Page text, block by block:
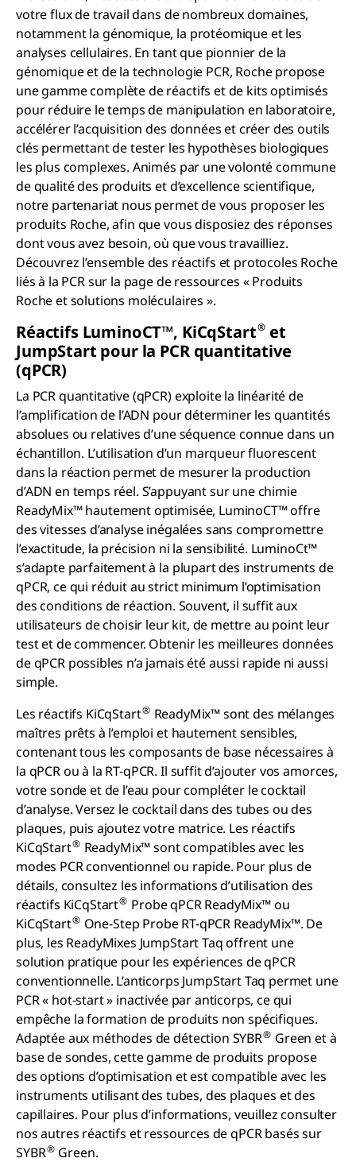
votre flux de travail dans de nombreux domaines,
notamment la génomique, la protéomique et les
analyses cellulaires. En tant que pionnier de la
génomique et de la technologie PCR, Roche propose
une gamme complète de réactifs et de kits optimisés
pour réduire le temps de manipulation en laboratoire,
accélérer l’acquisition des données et créer des outils
clés permettant de tester les hypothèses biologiques
les plus complexes. Animés par une volonté commune
de qualité des produits et d’excellence scientifique,
notre partenariat nous permet de vous proposer les
produits Roche, afin que vous disposiez des réponses
dont vous avez besoin, où que vous travailliez.
Découvrez l’ensemble des réactifs et protocoles Roche
liés à la PCR sur la page de ressources « Produits
Roche et solutions moléculaires ».
Réactifs LuminoCT™, KiCqStart® et
JumpStart pour la PCR quantitative
(qPCR)
La PCR quantitative (qPCR) exploite la linéarité de
l’amplification de l’ADN pour déterminer les quantités
absolues ou relatives d’une séquence connue dans un
échantillon. L’utilisation d’un marqueur fluorescent
dans la réaction permet de mesurer la production
d’ADN en temps réel. S’appuyant sur une chimie
ReadyMix™ hautement optimisée, LuminoCT™ offre
des vitesses d’analyse inégalées sans compromettre
l’exactitude, la précision ni la sensibilité. LuminoCt™
s’adapte parfaitement à la plupart des instruments de
qPCR, ce qui réduit au strict minimum l’optimisation
des conditions de réaction. Souvent, il suffit aux
utilisateurs de choisir leur kit, de mettre au point leur
test et de commencer. Obtenir les meilleures données
de qPCR possibles n’a jamais été aussi rapide ni aussi
simple.
Les réactifs KiCqStart® ReadyMix™ sont des mélanges
maîtres prêts à l’emploi et hautement sensibles,
contenant tous les composants de base nécessaires à
la qPCR ou à la RT-qPCR. Il suffit d’ajouter vos amorces,
votre sonde et de l’eau pour compléter le cocktail
d’analyse. Versez le cocktail dans des tubes ou des
plaques, puis ajoutez votre matrice. Les réactifs
KiCqStart® ReadyMix™ sont compatibles avec les
modes PCR conventionnel ou rapide. Pour plus de
détails, consultez les informations d’utilisation des
réactifs KiCqStart® Probe qPCR ReadyMix™ ou
KiCqStart® One-Step Probe RT-qPCR ReadyMix™. De
plus, les ReadyMixes JumpStart Taq offrent une
solution pratique pour les expériences de qPCR
conventionnelle. L’anticorps JumpStart Taq permet une
PCR « hot-start » inactivée par anticorps, ce qui
empêche la formation de produits non spécifiques.
Adaptée aux méthodes de détection SYBR® Green et à
base de sondes, cette gamme de produits propose
des options d’optimisation et est compatible avec les
instruments utilisant des tubes, des plaques et des
capillaires. Pour plus d’informations, veuillez consulter
nos autres réactifs et ressources de qPCR basés sur
SYBR® Green.